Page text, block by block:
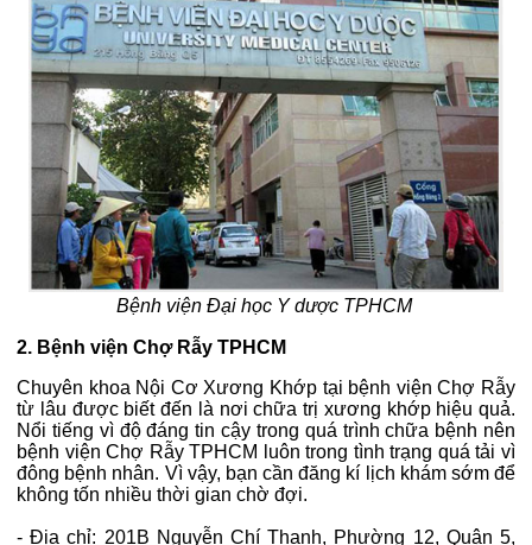
Bệnh viện Đại học Y dược TPHCM
2. Bệnh viện Chợ Rẫy TPHCM
Chuyên khoa Nội Cơ Xương Khớp tại bệnh viện Chợ Rẫy
từ lâu được biết đến là nơi chữa trị xương khớp hiệu quả.
Nổi tiếng vì độ đáng tin cậy trong quá trình chữa bệnh nên
bệnh viện Chợ Rẫy TPHCM luôn trong tình trạng quá tải vì
đông bệnh nhân. Vì vậy, bạn cần đăng kí lịch khám sớm để
không tốn nhiều thời gian chờ đợi.
- Địa chỉ: 201B Nguyễn Chí Thanh, Phường 12, Quận 5,